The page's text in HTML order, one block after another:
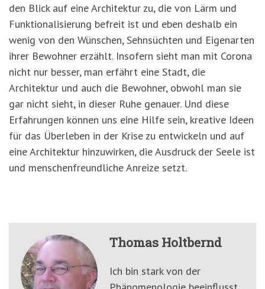
den Blick auf eine Architektur zu, die von Lärm und
Funktionalisierung befreit ist und eben deshalb ein
wenig von den Wünschen, Sehnsüchten und Eigenarten
ihrer Bewohner erzählt. Insofern sieht man mit Corona
nicht nur besser, man erfährt eine Stadt, die
Architektur und auch die Bewohner, obwohl man sie
gar nicht sieht, in dieser Ruhe genauer. Und diese
Erfahrungen können uns eine Hilfe sein, kreative Ideen
für das Überleben in der Krise zu entwickeln und auf
eine Architektur hinzuwirken, die Ausdruck der Seele ist
und menschenfreundliche Anreize setzt.
Thomas Holtbernd
Ich bin stark von der